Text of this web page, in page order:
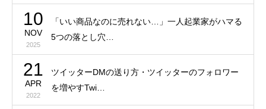
10
NOV
2025
「いい商品なのに売れない…」一人起業家がハマる
5つの落とし穴…
21
APR
2022
ツイッターDMの送り方・ツイッターのフォロワー
を増やすTwi…